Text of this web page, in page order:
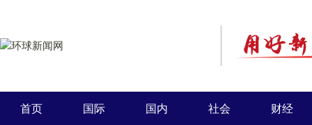
首页 国际 国内 社会 财经